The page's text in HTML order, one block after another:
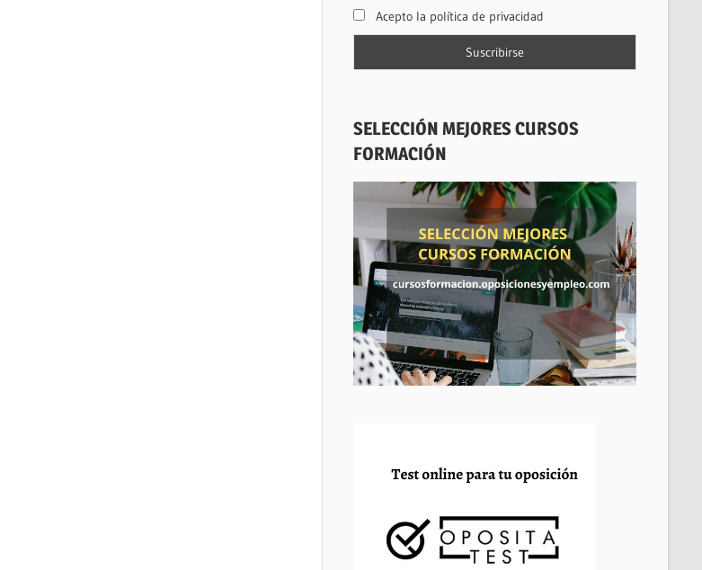
Acepto la política de privacidad
SELECCIÓN MEJORES CURSOS
FORMACIÓN